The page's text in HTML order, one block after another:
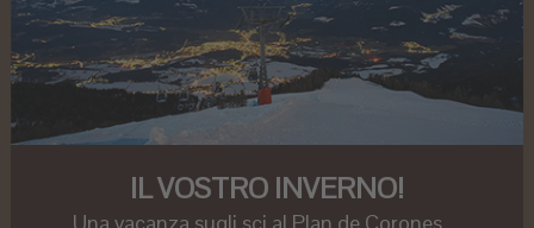
IL VOSTRO INVERNO!
Una vacanza sugli sci al Plan de Corones ...